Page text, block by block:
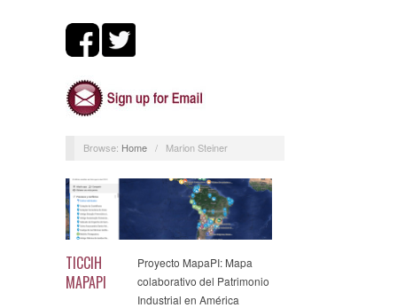
Browse: Home / Marion Steiner
TICCIH
MAPAPI
Proyecto MapaPI: Mapa
colaborativo del Patrimonio
Industrial en América